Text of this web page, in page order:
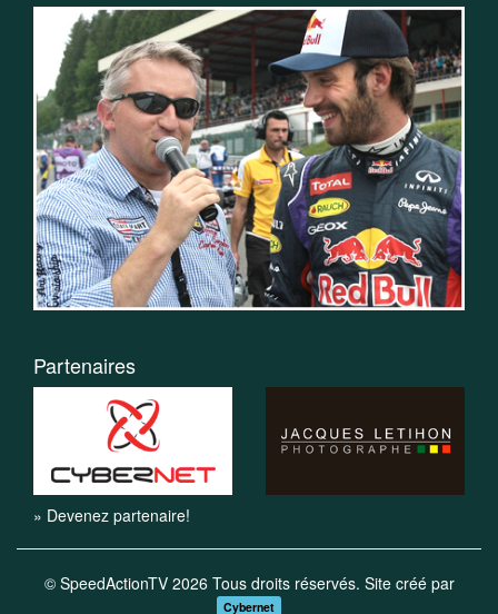
Partenaires
» Devenez partenaire!
© SpeedActionTV 2026 Tous droits réservés. Site créé par
Cybernet